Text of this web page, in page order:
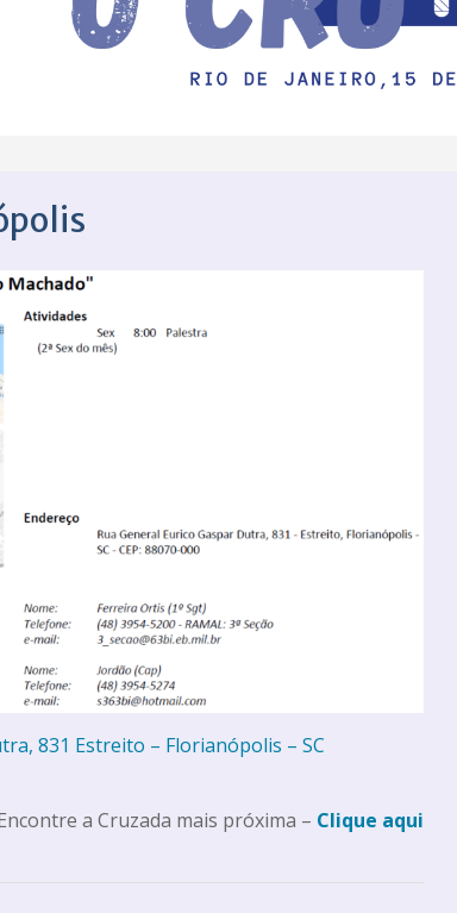
831 Estreito – Florianópolis – SC
a Cruzada mais próxima – Clique aqui